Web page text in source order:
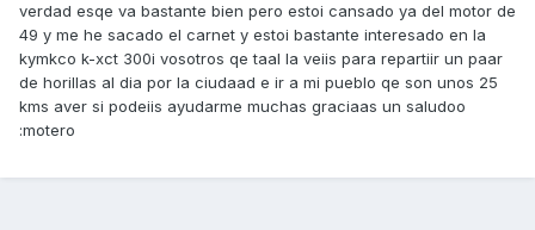
verdad esqe va bastante bien pero estoi cansado ya del motor de
49 y me he sacado el carnet y estoi bastante interesado en la
kymkco k-xct 300i vosotros qe taal la veiis para repartiir un paar
de horillas al dia por la ciudaad e ir a mi pueblo qe son unos 25
kms aver si podeiis ayudarme muchas graciaas un saludoo
:motero